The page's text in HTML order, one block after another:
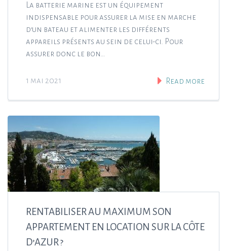
La batterie marine est un équipement
indispensable pour assurer la mise en marche
d’un bateau et alimenter les différents
appareils présents au sein de celui-ci. Pour
assurer donc le bon…
1 mai 2021 Read more
RENTABILISER AU MAXIMUM SON
APPARTEMENT EN LOCATION SUR LA CÔTE
D’AZUR ?